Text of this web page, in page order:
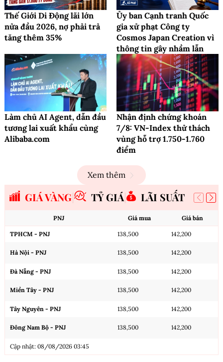
Thế Giới Di Động lãi lớn
nửa đầu 2026, nợ phải trả
tăng thêm 35%
Ủy ban Cạnh tranh Quốc
gia xử phạt Công ty
Cosmos Japan Creation vì
thông tin gây nhầm lẫn
Làm chủ AI Agent, dẫn đầu
tương lai xuất khẩu cùng
Alibaba.com
Nhận định chứng khoán
7/8: VN-Index thử thách
vùng hỗ trợ 1.750-1.760
điểm
Xem thêm
GIÁ VÀNG TỶ GIÁ LÃI SUẤT
PNJ Giá mua Giá bán
TPHCM - PNJ 138,500 142,200
Hà Nội - PNJ 138,500 142,200
Đà Nẵng - PNJ 138,500 142,200
Miền Tây - PNJ 138,500 142,200
Tây Nguyên - PNJ 138,500 142,200
Đông Nam Bộ - PNJ 138,500 142,200
Cập nhật: 08/08/2026 03:45